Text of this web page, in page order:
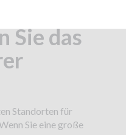
Sie das
Standorten für
Sie eine große